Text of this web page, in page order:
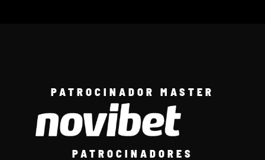
PATROCINADOR MASTER
PATROCINADORES